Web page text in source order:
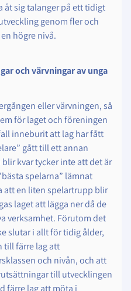
sig talanger på ett tidigt
genom fler och
högre nivå.
och värvningar av unga
eller värvningen, så
för laget och föreningen
inneburit att lag har fått
gått till ett annan
kvar tycker inte att det är
spelarna” lämnat
att en liten spelartrupp blir
laget att lägga ner då de
verksamhet. Förutom det
slutar i allt för tidig ålder,
till färre lag att
och nivån, och att
till utvecklingen
färre lag att möta i